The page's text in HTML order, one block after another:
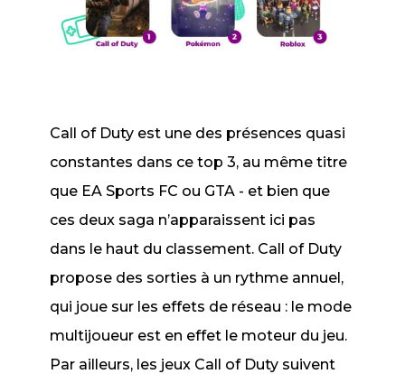
Call of Duty est une des présences quasi
constantes dans ce top 3, au même titre
que EA Sports FC ou GTA - et bien que
ces deux saga n’apparaissent ici pas
dans le haut du classement. Call of Duty
propose des sorties à un rythme annuel,
qui joue sur les effets de réseau : le mode
multijoueur est en effet le moteur du jeu.
Par ailleurs, les jeux Call of Duty suivent